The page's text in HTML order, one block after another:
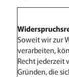
Soweit wir zur
verarbeiten,
Recht jederzeit
Gründen, die